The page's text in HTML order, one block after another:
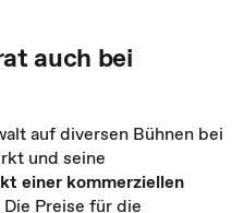
auch bei
auf diversen Bühnen bei
und seine
einer kommerziellen
Die Preise für die